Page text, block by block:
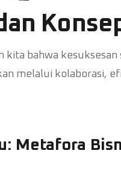
kita bahwa
melalui kolaborasi,
Metafora